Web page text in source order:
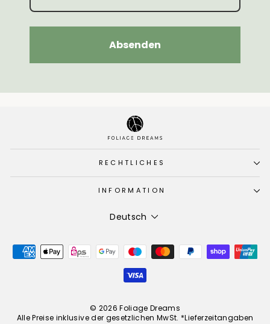
Absenden
RECHTLICHES
INFORMATION
Sprache
Deutsch
© 2026 Foliage Dreams
Alle Preise inklusive der gesetzlichen MwSt. *Lieferzeitangaben